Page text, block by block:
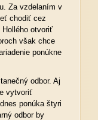
Za vzdelaním v
chodiť cez
otvoriť
však chce
ponúkne
odbor. Aj
vytvoriť
ponúka štyri
odbor by